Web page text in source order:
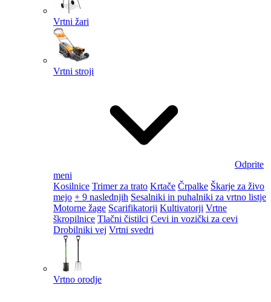
Vrtni žari
Vrtni stroji
Odprite
meni
Kosilnice Trimer za trato Krtače Črpalke Škarje za živo
mejo + 9 naslednjih Sesalniki in puhalniki za vrtno listje
Motorne žage Scarifikatorji Kultivatorji Vrtne
škropilnice Tlačni čistilci Cevi in vozički za cevi
Drobilniki vej Vrtni svedri
Vrtno orodje